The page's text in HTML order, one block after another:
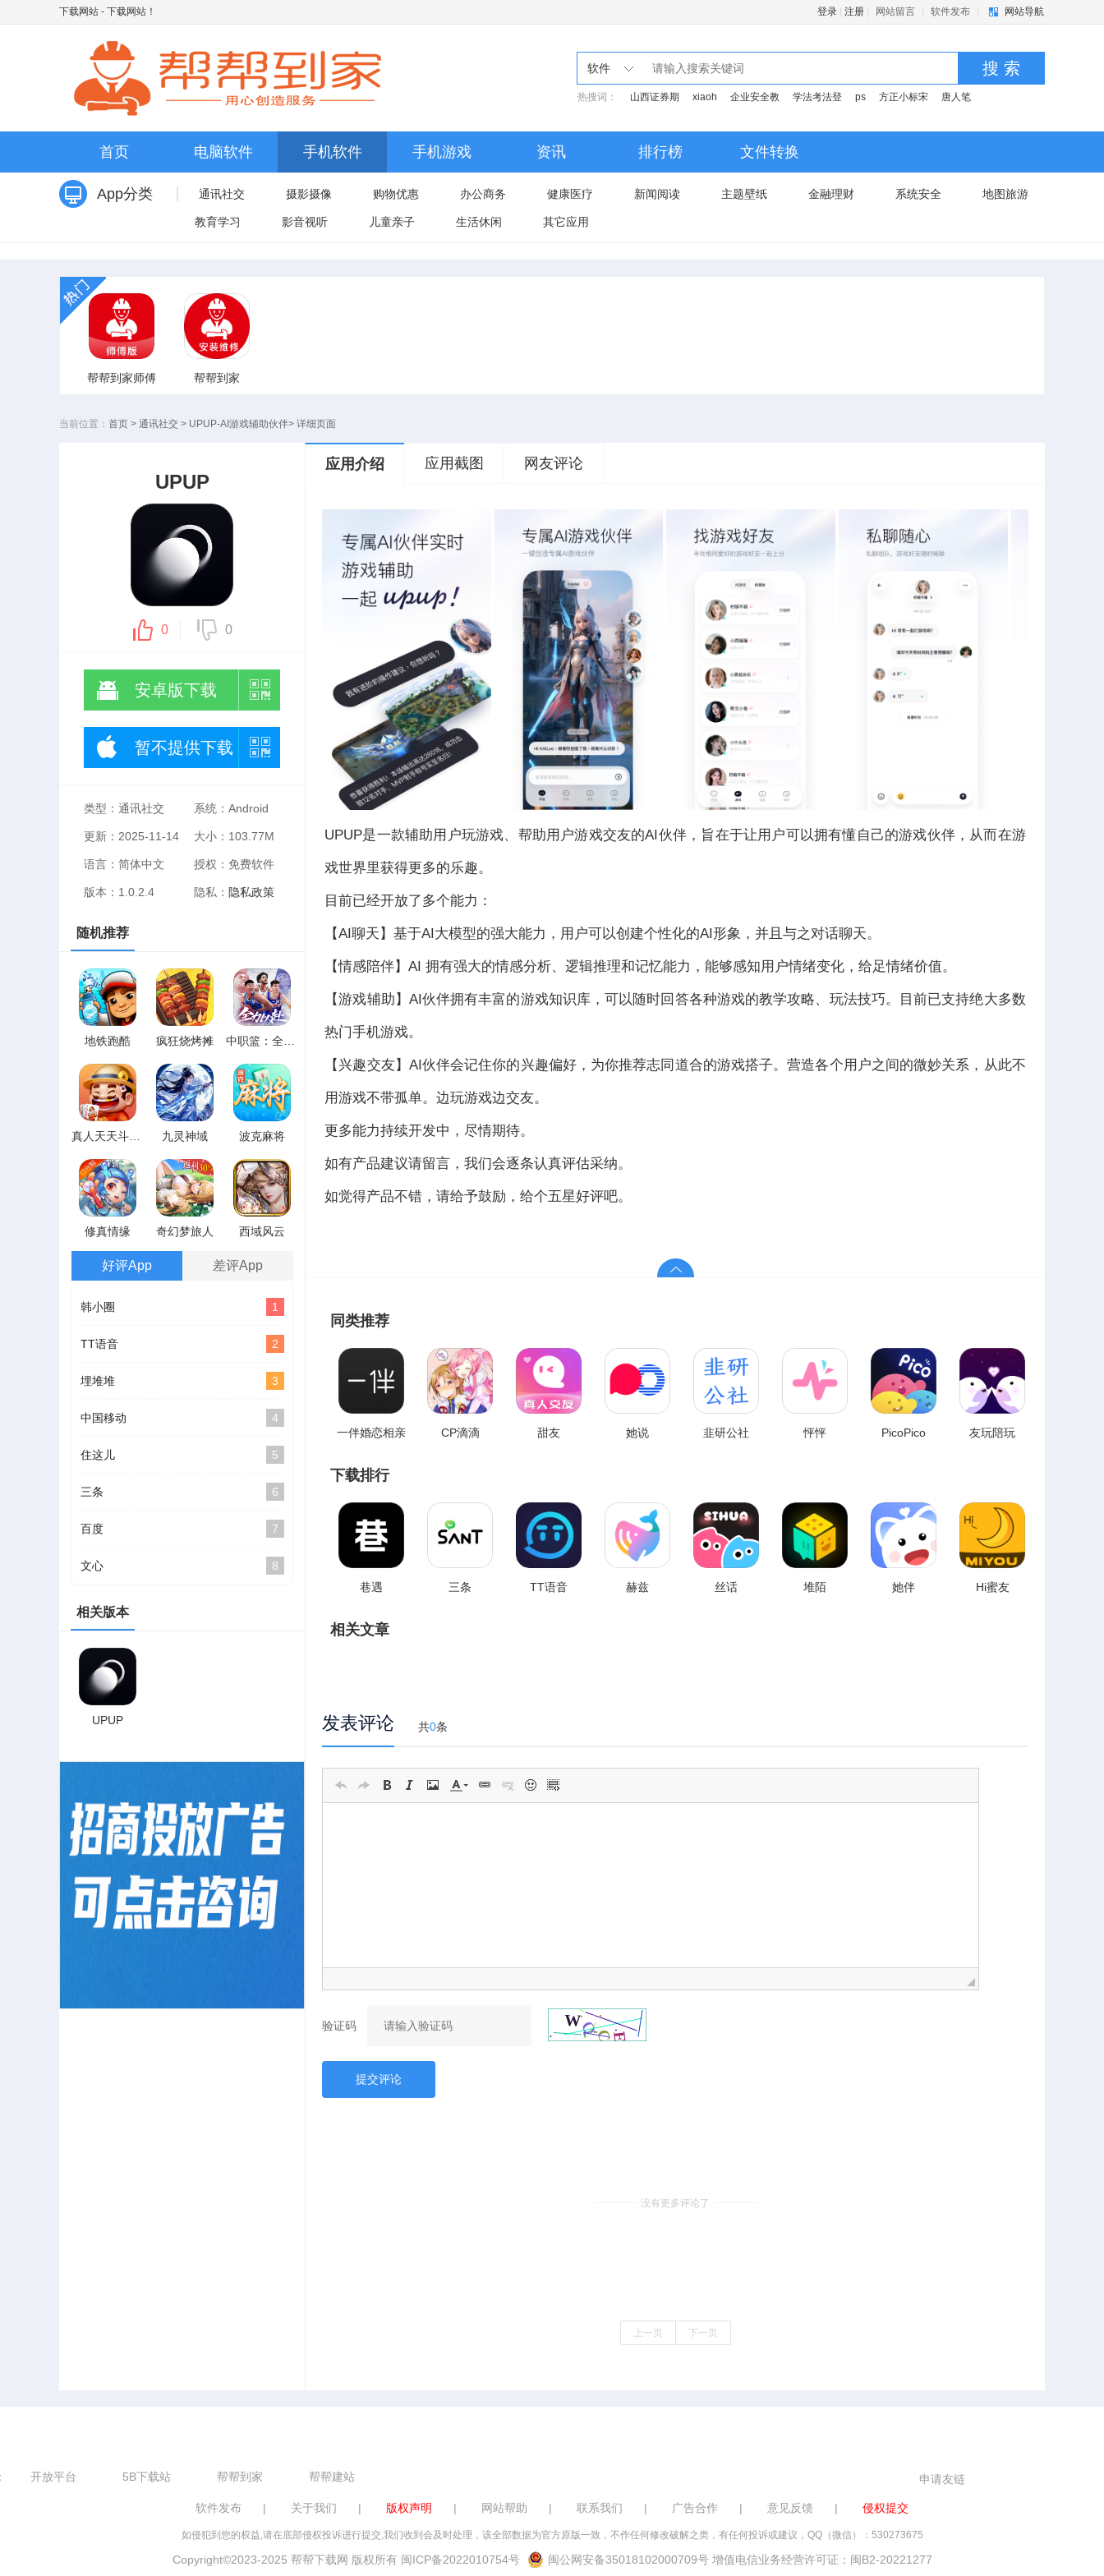
下载网站 - 下载网站！ 登录 注册 网站留言 软件发布 网站导航
软件 搜 索
热搜词： 山西证券期 xiaoh 企业安全教 学法考法登 ps 方正小标宋 唐人笔
首页 电脑软件 手机软件 手机游戏 资讯 排行榜 文件转换
App分类 通讯社交 摄影摄像 购物优惠 办公商务 健康医疗 新闻阅读 主题壁纸 金融理财 系统安全 地图旅游
教育学习 影音视听 儿童亲子 生活休闲 其它应用
帮帮到家师傅 帮帮到家
当前位置： 首页 > 通讯社交 > UPUP-AI游戏辅助伙伴> 详细页面
UPUP
0 0
安卓版下载
暂不提供下载
类型：通讯社交 系统：Android
更新：2025-11-14 大小：103.77M
语言：简体中文 授权：免费软件
版本：1.0.2.4 隐私： 隐私政策
随机推荐
地铁跑酷 疯狂烧烤摊
九灵神域 波克麻将
修真情缘 奇幻梦旅人 西域风云
好评App 差评App
1
韩小圈
2
TT语音
3
埋堆堆
4
中国移动
5
住这儿
6
三条
7
百度
8
文心
相关版本
UPUP
应用介绍 应用截图 网友评论
UPUP是一款辅助用户玩游戏、帮助用户游戏交友的AI伙伴，旨在于让用户可以拥有懂自己的游戏伙伴，从而在游
戏世界里获得更多的乐趣。
目前已经开放了多个能力：
【AI聊天】基于AI大模型的强大能力，用户可以创建个性化的AI形象，并且与之对话聊天。
【情感陪伴】AI 拥有强大的情感分析、逻辑推理和记忆能力，能够感知用户情绪变化，给足情绪价值。
【游戏辅助】AI伙伴拥有丰富的游戏知识库，可以随时回答各种游戏的教学攻略、玩法技巧。目前已支持绝大多数
热门手机游戏。
【兴趣交友】AI伙伴会记住你的兴趣偏好，为你推荐志同道合的游戏搭子。营造各个用户之间的微妙关系，从此不
用游戏不带孤单。边玩游戏边交友。
更多能力持续开发中，尽情期待。
如有产品建议请留言，我们会逐条认真评估采纳。
如觉得产品不错，请给予鼓励，给个五星好评吧。
同类推荐
一伴婚恋相亲 CP滴滴 甜友 她说 韭研公社 怦怦 PicoPico 友玩陪玩
下载排行
巷遇 三条 TT语音 赫兹 丝话 堆陌 她伴 Hi蜜友
相关文章
发表评论 共0条
验证码
提交评论
没有更多评论了
上一页 下一页
开放平台 5B下载站 帮帮到家 帮帮建站 申请友链
软件发布 | 关于我们 | 版权声明 | 网站帮助 | 联系我们 | 广告合作 | 意见反馈 | 侵权提交
如侵犯到您的权益,请在底部侵权投诉进行提交,我们收到会及时处理，该全部数据为官方原版一致，不作任何修改破解之类，有任何投诉或建议，QQ（微信）：530273675
Copyright©2023-2025 帮帮下载网 版权所有 闽ICP备2022010754号 闽公网安备35018102000709号 增值电信业务经营许可证：闽B2-20221277